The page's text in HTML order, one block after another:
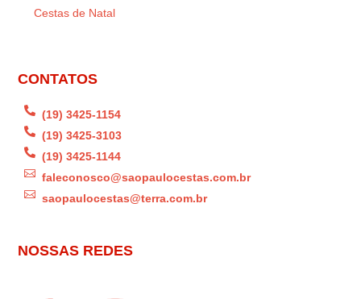
Cestas de Natal
CONTATOS
 (19) 3425-1154
 (19) 3425-3103
 (19) 3425-1144
 faleconosco@saopaulocestas.com.br
 saopaulocestas@terra.com.br
NOSSAS REDES